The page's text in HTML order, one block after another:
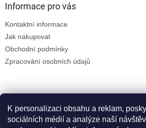
K personalizaci obsahu a reklam,
sociálních médií a analýze naší
Informace pro vás
Kontaktní informace
Jak nakupovat
Obchodní podmínky
Zpracování osobních údajů